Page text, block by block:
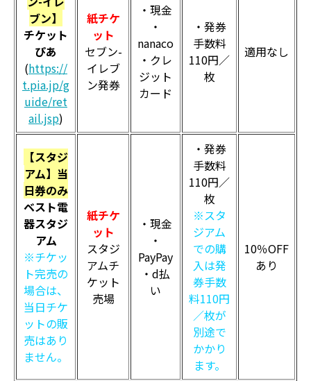
ブン】
チケット
ぴあ
(https://
t.pia.jp/g
uide/ret
ail.jsp)
紙チケ
ット
セブン-
イレブ
ン発券
・現金
・
nanaco
・クレ
ジット
カード
・発券
手数料
110円／
枚
適用なし
【スタジ
アム】当
日券のみ
ベスト電
器スタジ
アム
※チケッ
ト完売の
場合は、
当日チケ
ットの販
売はあり
ません。
紙チケ
ット
スタジ
アムチ
ケット
売場
・現金
・
PayPay
・d払
い
・発券
手数料
110円／
枚
※スタ
ジアム
での購
入は発
券手数
料110円
／枚が
別途で
かかり
ます。
10％OFF
あり